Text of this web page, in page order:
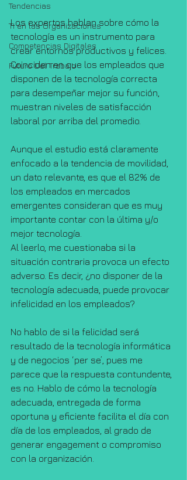
Tendencias
TI en las Organizaciones
Competencias Digitales
Futuro Del Trabajo
Los expertos hablan sobre cómo la
tecnología es un instrumento para
crear entornos productivos y felices.
Coinciden en que los empleados que
disponen de la tecnología correcta
para desempeñar mejor su función,
muestran niveles de satisfacción
laboral por arriba del promedio.
Aunque el estudio está claramente
enfocado a la tendencia de movilidad,
un dato relevante, es que el 82% de
los empleados en mercados
emergentes consideran que es muy
importante contar con la última y/o
mejor tecnología.
Al leerlo, me cuestionaba si la
situación contraria provoca un efecto
adverso. Es decir, ¿no disponer de la
tecnología adecuada, puede provocar
infelicidad en los empleados?
No hablo de si la felicidad será
resultado de la tecnología informática
y de negocios ‘per se’, pues me
parece que la respuesta contundente,
es no. Hablo de cómo la tecnología
adecuada, entregada de forma
oportuna y eficiente facilita el día con
día de los empleados, al grado de
generar engagement o compromiso
con la organización.